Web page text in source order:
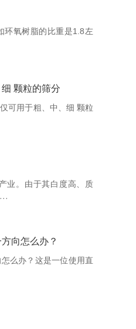
环氧树脂的比重是1.8左
颗粒的筛分
可用于粗、中、细 颗粒
业。由于其白度高、质
向怎么办？
么办？这是一位使用直